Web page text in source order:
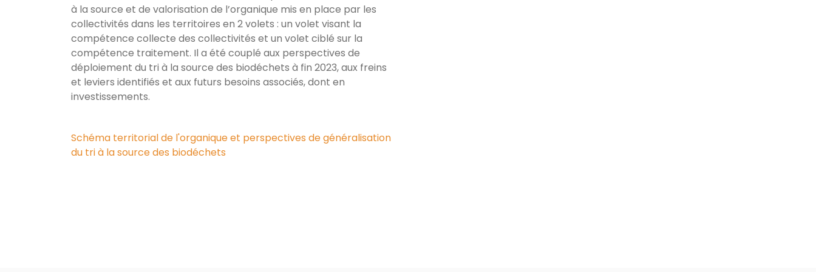
à la source et de valorisation de l’organique mis en place par les
collectivités dans les territoires en 2 volets : un volet visant la
compétence collecte des collectivités et un volet ciblé sur la
compétence traitement. Il a été couplé aux perspectives de
déploiement du tri à la source des biodéchets à fin 2023, aux freins
et leviers identifiés et aux futurs besoins associés, dont en
investissements.
Schéma territorial de l'organique et perspectives de généralisation
du tri à la source des biodéchets